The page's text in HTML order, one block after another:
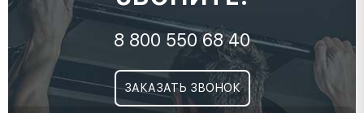
8 800 550 68 40
ЗАКАЗАТЬ ЗВОНОК